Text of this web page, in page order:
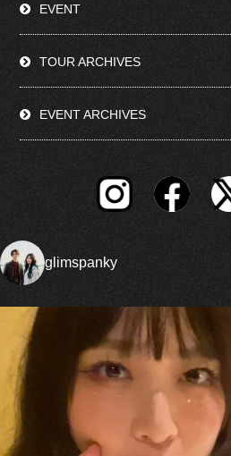
EVENT
TOUR ARCHIVES
EVENT ARCHIVES
glimspanky